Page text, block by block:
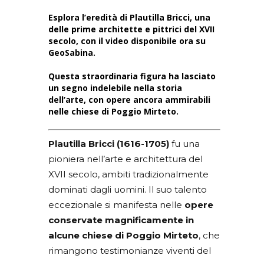
Esplora l’eredità di Plautilla Bricci, una
delle prime architette e pittrici del XVII
secolo, con il video disponibile ora su
GeoSabina.
Questa straordinaria figura ha lasciato
un segno indelebile nella storia
dell’arte, con opere ancora ammirabili
nelle chiese di Poggio Mirteto.
Plautilla Bricci (1616-1705) fu una
pioniera nell’arte e architettura del
XVII secolo, ambiti tradizionalmente
dominati dagli uomini. Il suo talento
eccezionale si manifesta nelle opere
conservate magnificamente in
alcune chiese di Poggio Mirteto, che
rimangono testimonianze viventi del